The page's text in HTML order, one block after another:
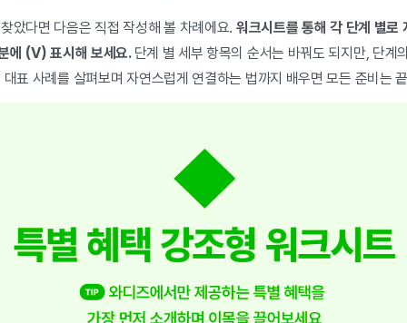
았다면 다음은 직접 작성해 볼 차례에요. 워크시트를 통해 각 단계 별로
에 (V) 표시해 보세요. 단계 별 세부 항목의 순서는 바꿔도 되지만, 단계
표 사례를 살펴보며 자연스럽게 연결하는 법까지 배우면 모든 준비는